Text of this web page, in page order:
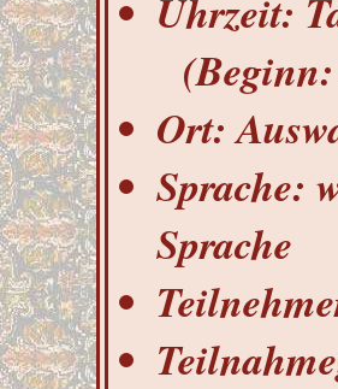
Uhrzeit:
Ort:
Sprache:​​​
Sprache